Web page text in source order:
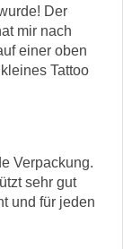
Der
mir nach
einer oben
Tattoo
Verpackung.
sehr gut
und für jeden